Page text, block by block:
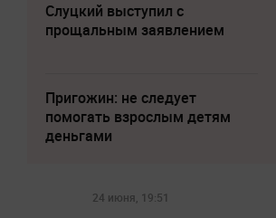
Слуцкий выступил с
прощальным заявлением
Пригожин: не следует
помогать взрослым детям
деньгами
24 июня, 19:51